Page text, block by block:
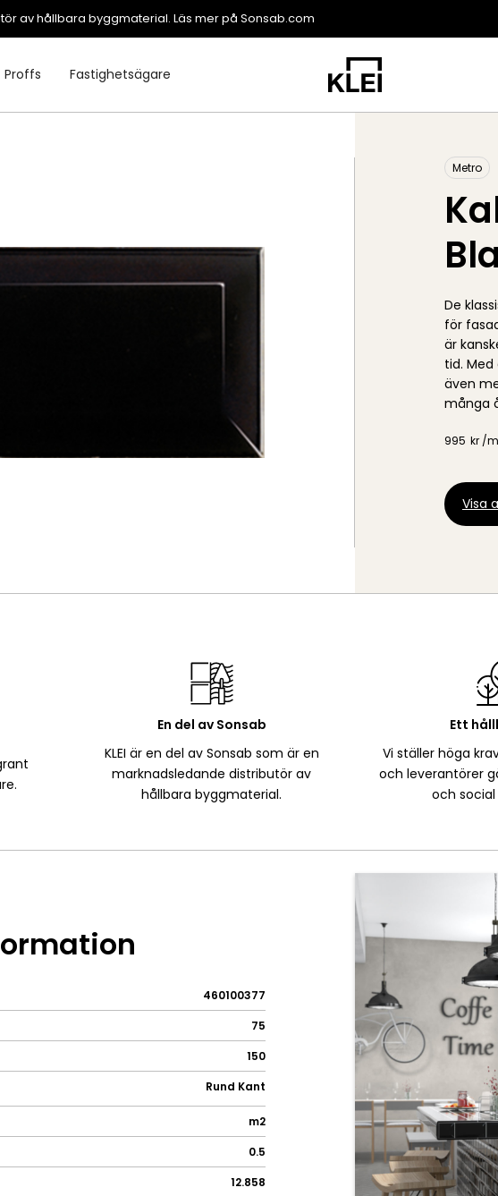
av hållbara byggmaterial. Läs mer på Sonsab.com
Proffs Fastighetsägare
Metro
De
för
är
tid.
även
många
995 kr /
Visa
En del av Sonsab
KLEI är en del av Sonsab som är en
marknadsledande distributör av
hållbara byggmaterial.
Ett
Vi ställer höga
och leverantörer
och
460100377
75
150
Rund Kant
m2
0.5
12.858